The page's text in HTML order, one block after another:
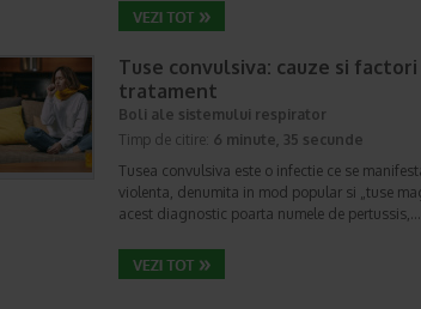
Tuse convulsiva: cauze si
tratament
Boli ale sistemului respirator
Timp de citire: 6 minute, 35 secunde
Tusea convulsiva este o infectie ce se
violenta, denumita in mod popular si „tuse
acest diagnostic poarta numele de pertussis,…